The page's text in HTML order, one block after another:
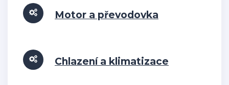
Motor a převodovka
Chlazení a klimatizace